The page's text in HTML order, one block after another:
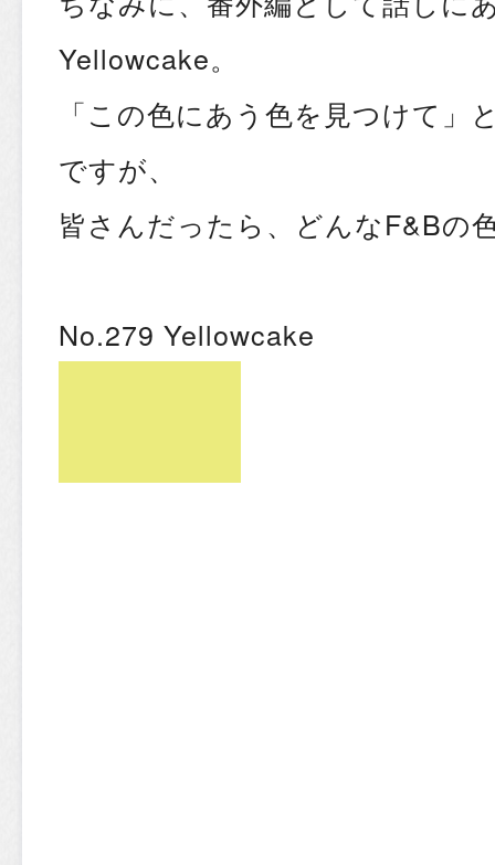
Yellowcake。
「この色にあう色を見つけて」
ですが、
皆さんだったら、どんなF&Bの
No.279 Yellowcake